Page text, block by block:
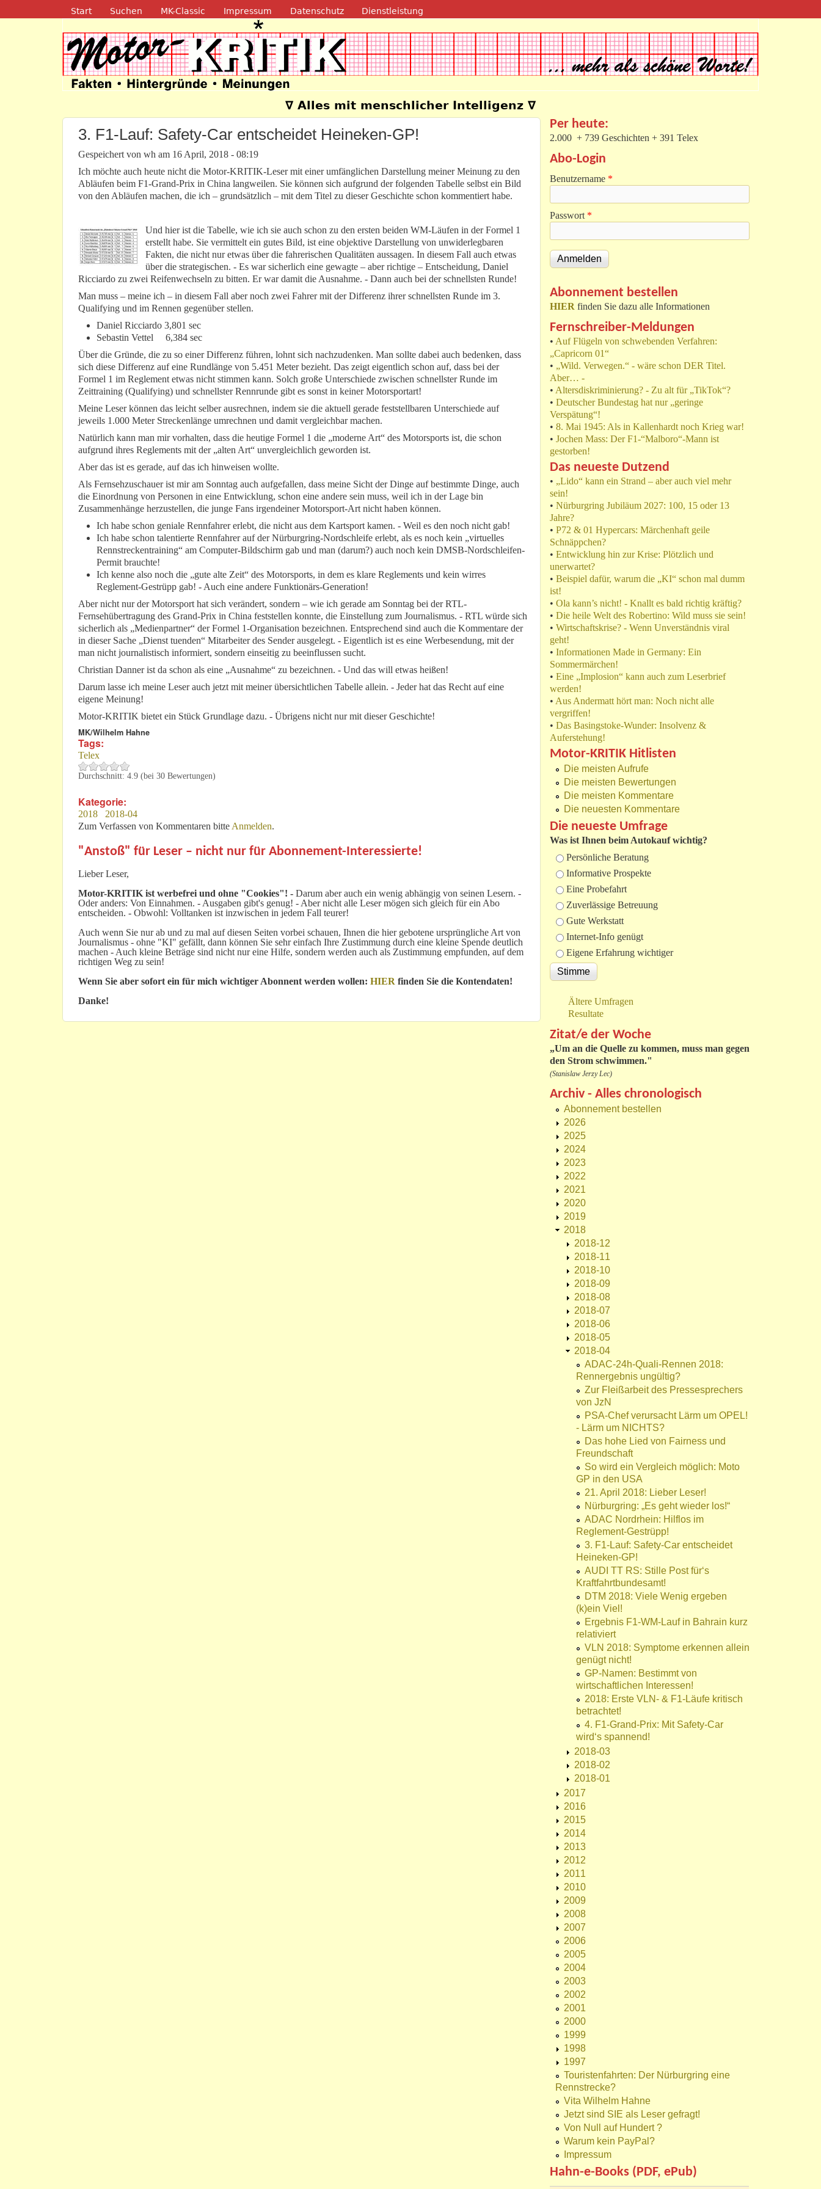
Direkt zum Inhalt
Navigation
Start Suchen MK-Classic Impressum Datenschutz Dienstleistung
Motor-Kritik.de∇ Alles mit menschlicher Intelligenz ∇
3. F1-Lauf: Safety-Car entscheidet Heineken-GP!
Gespeichert von wh am 16 April, 2018 - 08:19
Ich möchte auch heute nicht die Motor-KRITIK-Leser mit einer umfänglichen Darstellung meiner Meinung zu den
Abläufen beim F1-Grand-Prix in China langweilen. Sie können sich aufgrund der folgenden Tabelle selbst ein Bild
von den Abläufen machen, die ich – grundsätzlich – mit dem Titel zu dieser Geschichte schon kommentiert habe.
Und hier ist die Tabelle, wie ich sie auch schon zu den ersten beiden WM-Läufen in der Formel 1
erstellt habe. Sie vermittelt ein gutes Bild, ist eine objektive Darstellung von unwiderlegbaren
Fakten, die nicht nur etwas über die fahrerischen Qualitäten aussagen. In diesem Fall auch etwas
über die strategischen. - Es war sicherlich eine gewagte – aber richtige – Entscheidung, Daniel
Ricciardo zu zwei Reifenwechseln zu bitten. Er war damit die Ausnahme. - Dann auch bei der schnellsten Runde!
Man muss – meine ich – in diesem Fall aber noch zwei Fahrer mit der Differenz ihrer schnellsten Runde im 3.
Qualifying und im Rennen gegenüber stellen.
Daniel Ricciardo 3,801 sec
Sebastin Vettel 6,384 sec
Über die Gründe, die zu so einer Differenz führen, lohnt sich nachzudenken. Man sollte dabei auch bedenken, dass
sich diese Differenz auf eine Rundlänge von 5.451 Meter bezieht. Das zeigt eigentlich schon auf, dass bei der
Formel 1 im Reglement etwas nicht stimmen kann. Solch große Unterschiede zwischen schnellster Runde im
Zeittraining (Qualifying) und schnellster Rennrunde gibt es sonst in keiner Motorsportart!
Meine Leser können das leicht selber ausrechnen, indem sie die aktuell gerade feststellbaren Unterschiede auf
jeweils 1.000 Meter Streckenlänge umrechnen und damit vergleichbar machen.
Natürlich kann man mir vorhalten, dass die heutige Formel 1 die „moderne Art“ des Motorsports ist, die schon
aufgrund ihres Reglements mit der „alten Art“ unvergleichlich geworden ist.
Aber das ist es gerade, auf das ich hinweisen wollte.
Als Fernsehzuschauer ist mir am Sonntag auch aufgefallen, dass meine Sicht der Dinge auf bestimmte Dinge, auch
die Einordnung von Personen in eine Entwicklung, schon eine andere sein muss, weil ich in der Lage bin
Zusammenhänge herzustellen, die junge Fans irgendeiner Motorsport-Art nicht haben können.
Ich habe schon geniale Rennfahrer erlebt, die nicht aus dem Kartsport kamen. - Weil es den noch nicht gab!
Ich habe schon talentierte Rennfahrer auf der Nürburgring-Nordschleife erlebt, als es noch kein „virtuelles
Rennstreckentraining“ am Computer-Bildschirm gab und man (darum?) auch noch kein DMSB-Nordschleifen-
Permit brauchte!
Ich kenne also noch die „gute alte Zeit“ des Motorsports, in dem es klare Reglements und kein wirres
Reglement-Gestrüpp gab! - Auch eine andere Funktionärs-Generation!
Aber nicht nur der Motorsport hat sich verändert, sondern – wie ich gerade am Sonntag bei der RTL-
Fernsehübertragung des Grand-Prix in China feststellen konnte, die Einstellung zum Journalismus. - RTL würde sich
sicherlich als „Medienpartner“ der Formel 1-Organisation bezeichnen. Entsprechend sind auch die Kommentare der
in dieser Sache „Dienst tuenden“ Mitarbeiter des Sender ausgelegt. - Eigentlich ist es eine Werbesendung, mit der
man nicht journalistisch informiert, sondern einseitig zu beeinflussen sucht.
Christian Danner ist da schon als eine „Ausnahme“ zu bezeichnen. - Und das will etwas heißen!
Darum lasse ich meine Leser auch jetzt mit meiner übersichtlichen Tabelle allein. - Jeder hat das Recht auf eine
eigene Meinung!
Motor-KRITIK bietet ein Stück Grundlage dazu. - Übrigens nicht nur mit dieser Geschichte!
MK/Wilhelm Hahne
Tags:
Telex
Durchschnitt: 4.9 (bei 30 Bewertungen)
Kategorie:
2018
2018-04
Zum Verfassen von Kommentaren bitte Anmelden.
"Anstoß" für Leser – nicht nur für Abonnement-Interessierte!
Lieber Leser,
Motor-KRITIK ist werbefrei und ohne "Cookies"! - Darum aber auch ein wenig abhängig von seinen Lesern. -
Oder anders: Von Einnahmen. - Ausgaben gibt's genug! - Aber nicht alle Leser mögen sich gleich für ein Abo
entscheiden. - Obwohl: Volltanken ist inzwischen in jedem Fall teurer!
Auch wenn Sie nur ab und zu mal auf diesen Seiten vorbei schauen, Ihnen die hier gebotene ursprüngliche Art von
Journalismus - ohne "KI" gefällt, dann können Sie sehr einfach Ihre Zustimmung durch eine kleine Spende deutlich
machen - Auch kleine Beträge sind nicht nur eine Hilfe, sondern werden auch als Zustimmung empfunden, auf dem
richtigen Weg zu sein!
Wenn Sie aber sofort ein für mich wichtiger Abonnent werden wollen: HIER finden Sie die Kontendaten!
Danke!
Per heute:
2.000 + 739 Geschichten + 391 Telex
Abo-Login
Benutzername *
Passwort *
Abonnement bestellen
HIER finden Sie dazu alle Informationen
Fernschreiber-Meldungen
• Auf Flügeln von schwebenden Verfahren:
„Capricorn 01“
• „Wild. Verwegen.“ - wäre schon DER Titel.
Aber… -
• Altersdiskriminierung? - Zu alt für „TikTok“?
• Deutscher Bundestag hat nur „geringe
Verspätung“!
• 8. Mai 1945: Als in Kallenhardt noch Krieg war!
• Jochen Mass: Der F1-“Malboro“-Mann ist
gestorben!
Das neueste Dutzend
• „Lido“ kann ein Strand – aber auch viel mehr
sein!
• Nürburgring Jubiläum 2027: 100, 15 oder 13
Jahre?
• P72 & 01 Hypercars: Märchenhaft geile
Schnäppchen?
• Entwicklung hin zur Krise: Plötzlich und
unerwartet?
• Beispiel dafür, warum die „KI“ schon mal dumm
ist!
• Ola kann’s nicht! - Knallt es bald richtig kräftig?
• Die heile Welt des Robertino: Wild muss sie sein!
• Wirtschaftskrise? - Wenn Unverständnis viral
geht!
• Informationen Made in Germany: Ein
Sommermärchen!
• Eine „Implosion“ kann auch zum Leserbrief
werden!
• Aus Andermatt hört man: Noch nicht alle
vergriffen!
• Das Basingstoke-Wunder: Insolvenz &
Auferstehung!
Motor-KRITIK Hitlisten
Die meisten Aufrufe
Die meisten Bewertungen
Die meisten Kommentare
Die neuesten Kommentare
Die neueste Umfrage
Was ist Ihnen beim Autokauf wichtig?
Auswahlmöglichkeiten
Persönliche Beratung
Informative Prospekte
Eine Probefahrt
Zuverlässige Betreuung
Gute Werkstatt
Internet-Info genügt
Eigene Erfahrung wichtiger
Ältere Umfragen
Resultate
Zitat/e der Woche
„Um an die Quelle zu kommen, muss man gegen
den Strom schwimmen."
(Stanislaw Jerzy Lec)
Archiv - Alles chronologisch
Abonnement bestellen
2026
2025
2024
2023
2022
2021
2020
2019
2018
2018-12
2018-11
2018-10
2018-09
2018-08
2018-07
2018-06
2018-05
2018-04
ADAC-24h-Quali-Rennen 2018:
Rennergebnis ungültig?
Zur Fleißarbeit des Pressesprechers
von JzN
PSA-Chef verursacht Lärm um OPEL!
- Lärm um NICHTS?
Das hohe Lied von Fairness und
Freundschaft
So wird ein Vergleich möglich: Moto
GP in den USA
21. April 2018: Lieber Leser!
Nürburgring: „Es geht wieder los!“
ADAC Nordrhein: Hilflos im
Reglement-Gestrüpp!
3. F1-Lauf: Safety-Car entscheidet
Heineken-GP!
AUDI TT RS: Stille Post für‘s
Kraftfahrtbundesamt!
DTM 2018: Viele Wenig ergeben
(k)ein Viel!
Ergebnis F1-WM-Lauf in Bahrain kurz
relativiert
VLN 2018: Symptome erkennen allein
genügt nicht!
GP-Namen: Bestimmt von
wirtschaftlichen Interessen!
2018: Erste VLN- & F1-Läufe kritisch
betrachtet!
4. F1-Grand-Prix: Mit Safety-Car
wird‘s spannend!
2018-03
2018-02
2018-01
2017
2016
2015
2014
2013
2012
2011
2010
2009
2008
2007
2006
2005
2004
2003
2002
2001
2000
1999
1998
1997
Touristenfahrten: Der Nürburgring eine
Rennstrecke?
Vita Wilhelm Hahne
Jetzt sind SIE als Leser gefragt!
Von Null auf Hundert ?
Warum kein PayPal?
Impressum
Hahn-e-Books (PDF, ePub)